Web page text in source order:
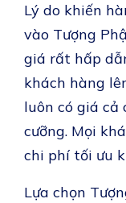
Lý do khiến
vào Tượng
giá rất hấp
khách hàng
luôn có giá cả
cưỡng. Mọi
chi phí tối ưu
Lựa chọn